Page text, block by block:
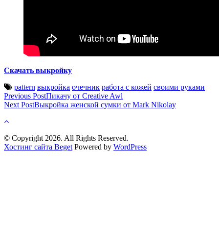
Скачать выкройку
pattern выкройка очечник работа с кожей своими руками
Post
navigation
Previous PostПикачу от Creative Awl
Next PostВыкройка женской сумки от Mark Nikolay
© Copyright 2026. All Rights Reserved.
Хостинг сайта Beget Powered by WordPress